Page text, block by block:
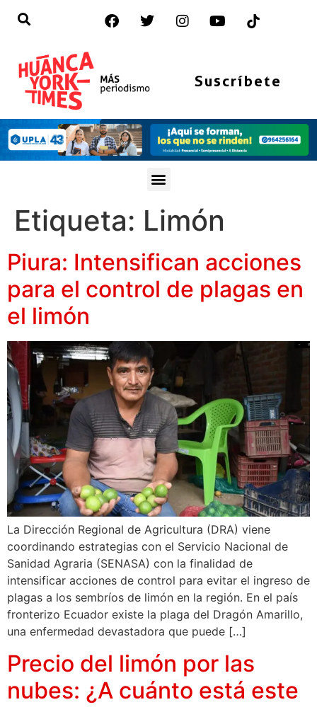
Suscríbete
Etiqueta: Limón
Piura: Intensifican acciones
para el control de plagas en
el limón
La Dirección Regional de Agricultura (DRA) viene
coordinando estrategias con el Servicio Nacional de
Sanidad Agraria (SENASA) con la finalidad de
intensificar acciones de control para evitar el ingreso de
plagas a los sembríos de limón en la región. En el país
fronterizo Ecuador existe la plaga del Dragón Amarillo,
una enfermedad devastadora que puede […]
Precio del limón por las
nubes: ¿A cuánto está este